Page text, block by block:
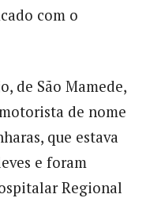
com o
de São Mamede,
de nome
que estava
e foram
Regional